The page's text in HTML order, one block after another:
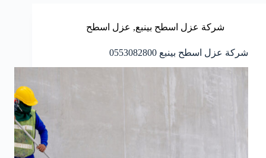
شركة عزل اسطح بينبع, عزل اسطح
شركة عزل اسطح بينبع 0553082800